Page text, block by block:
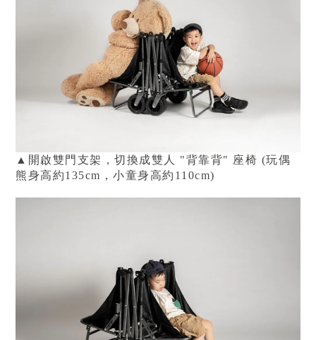
▲ 開啟雙門支架，切換成雙人 "背靠背" 座椅 (玩偶
熊身高約135cm，小童身高約110cm)